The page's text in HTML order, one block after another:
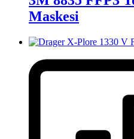
Maskesi